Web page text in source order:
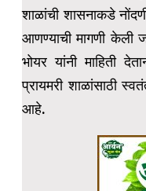
शाळांची शासनाकडे
आणण्याची मागणी केली
भोयर यांनी माहिती
प्रायमरी शाळांसाठी
आहे.